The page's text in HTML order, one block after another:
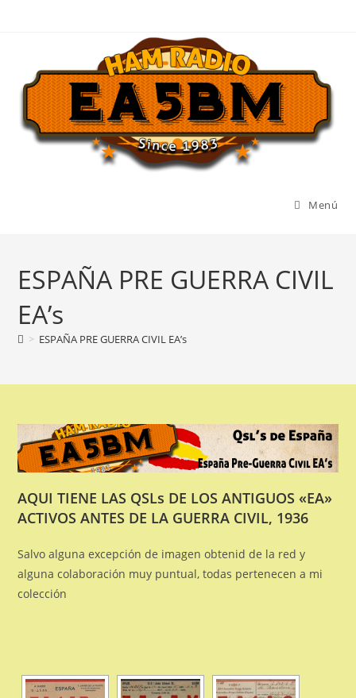
Menú
ESPAÑA PRE GUERRA CIVIL
EA’s
> ESPAÑA PRE GUERRA CIVIL EA’s
AQUI TIENE LAS QSLs DE LOS ANTIGUOS «EA»
ACTIVOS ANTES DE LA GUERRA CIVIL, 1936
Salvo alguna excepción de imagen obtenid de la red y
alguna colaboración muy puntual, todas pertenecen a mi
colección